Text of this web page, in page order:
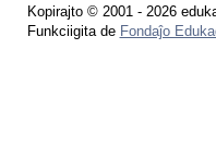
Kopirajto © 2001 - 2026
Funkciigita de Fondaĵo